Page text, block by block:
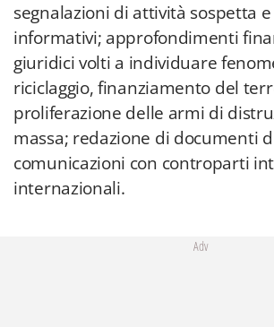
segnalazioni di attività sospetta
informativi; approfondimenti
giuridici volti a individuare
riciclaggio, finanziamento del
proliferazione delle armi di
massa; redazione di documenti
comunicazioni con controparti
internazionali.
Adv